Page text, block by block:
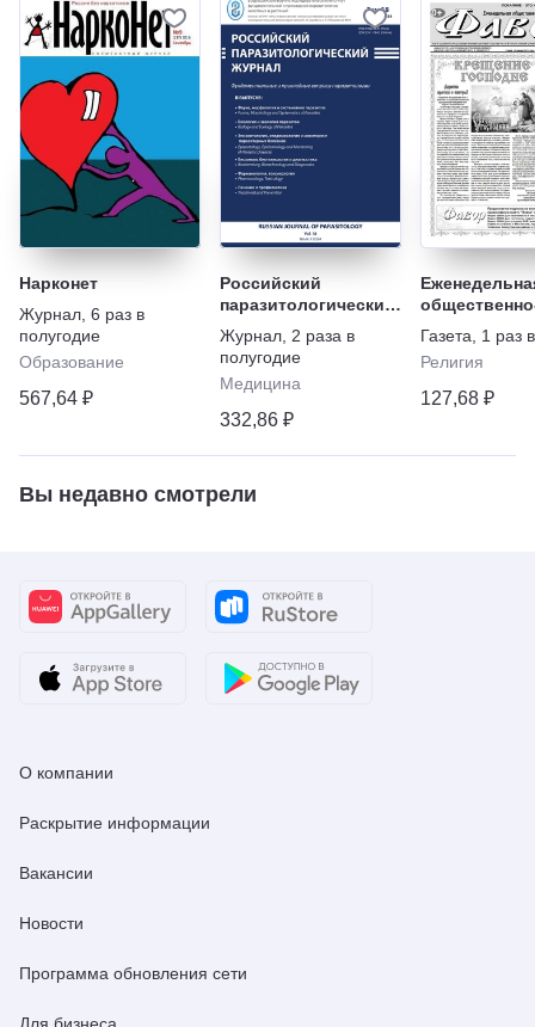
Нарконет
Журнал 6 раз в
полугодие
Образование
567,64 ₽
Российский
паразитологический
журнал
Журнал 2 раза в
полугодие
Медицина
332,86 ₽
"Фавор"
Газета
1 раз
Религия
127,68 ₽
Вы недавно смотрели
О компании
Раскрытие информации
Вакансии
Новости
Программа обновления сети
Для бизнеса